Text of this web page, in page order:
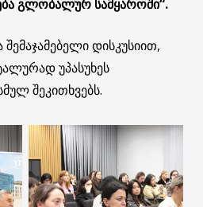
გლობალურ სამყაროში“.
დისკუსიით,
უპასუხეს
შეკითხვებს.